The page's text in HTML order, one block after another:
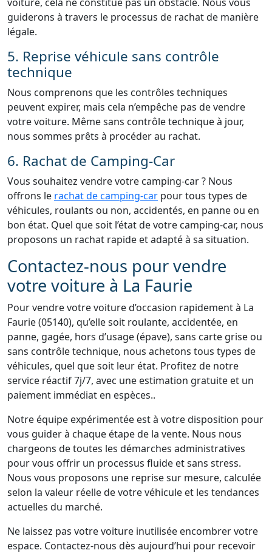
guiderons à travers le processus de rachat de manière
légale.
5. Reprise véhicule sans contrôle
technique
Nous comprenons que les contrôles techniques
peuvent expirer, mais cela n’empêche pas de vendre
votre voiture. Même sans contrôle technique à jour,
nous sommes prêts à procéder au rachat.
6. Rachat de Camping-Car
Vous souhaitez vendre votre camping-car ? Nous
offrons le rachat de camping-car pour tous types de
véhicules, roulants ou non, accidentés, en panne ou en
bon état. Quel que soit l’état de votre camping-car, nous
proposons un rachat rapide et adapté à sa situation.
Contactez-nous pour vendre
votre voiture à La Faurie
Pour vendre votre voiture d’occasion rapidement à La
Faurie (05140), qu’elle soit roulante, accidentée, en
panne, gagée, hors d’usage (épave), sans carte grise ou
sans contrôle technique, nous achetons tous types de
véhicules, quel que soit leur état. Profitez de notre
service réactif 7j/7, avec une estimation gratuite et un
paiement immédiat en espèces..
Notre équipe expérimentée est à votre disposition pour
vous guider à chaque étape de la vente. Nous nous
chargeons de toutes les démarches administratives
pour vous offrir un processus fluide et sans stress.
Nous vous proposons une reprise sur mesure, calculée
selon la valeur réelle de votre véhicule et les tendances
actuelles du marché.
Ne laissez pas votre voiture inutilisée encombrer votre
espace. Contactez-nous dès aujourd’hui pour recevoir